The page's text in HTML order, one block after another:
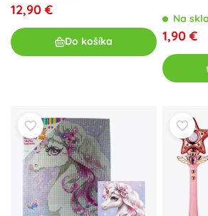
12,90 €
Do košíka
Na
1,90 €